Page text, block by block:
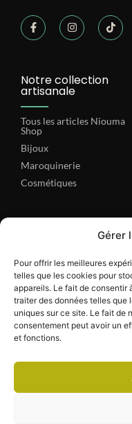
Gérer
Pour offrir les meilleures
telles que les cookies pour
appareils. Le fait de consentir
traiter des données telles que
uniques sur ce site. Le fait de
consentement peut avoir un
et fonctions.
Notre collection
artisanale
Tous les articles Niouma
Shop
Bijoux
Maroquinerie
Cosmétiques
A propos
Contact